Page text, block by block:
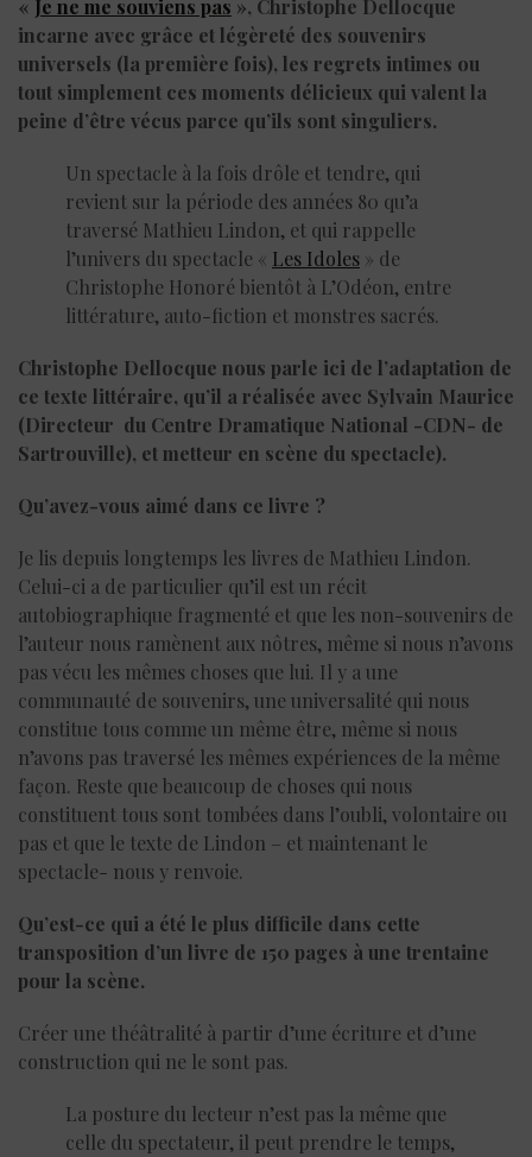
« Je ne me souviens pas », Christophe Dellocque
incarne avec grâce et légèreté des souvenirs
universels (la première fois), les regrets intimes ou
tout simplement ces moments délicieux qui valent la
peine d’être vécus parce qu’ils sont singuliers.
Un spectacle à la fois drôle et tendre, qui
revient sur la période des années 80 qu’a
traversé Mathieu Lindon, et qui rappelle
l’univers du spectacle « Les Idoles » de
Christophe Honoré bientôt à L’Odéon, entre
littérature, auto-fiction et monstres sacrés.
Christophe Dellocque nous parle ici de l’adaptation de
ce texte littéraire, qu’il a réalisée avec Sylvain Maurice
(Directeur du Centre Dramatique National -CDN- de
Sartrouville), et metteur en scène du spectacle).
Qu’avez-vous aimé dans ce livre ?
Je lis depuis longtemps les livres de Mathieu Lindon.
Celui-ci a de particulier qu’il est un récit
autobiographique fragmenté et que les non-souvenirs de
l’auteur nous ramènent aux nôtres, même si nous n’avons
pas vécu les mêmes choses que lui. Il y a une
communauté de souvenirs, une universalité qui nous
constitue tous comme un même être, même si nous
n’avons pas traversé les mêmes expériences de la même
façon. Reste que beaucoup de choses qui nous
constituent tous sont tombées dans l’oubli, volontaire ou
pas et que le texte de Lindon – et maintenant le
spectacle- nous y renvoie.
Qu’est-ce qui a été le plus difficile dans cette
transposition d’un livre de 150 pages à une trentaine
pour la scène.
Créer une théâtralité à partir d’une écriture et d’une
construction qui ne le sont pas.
La posture du lecteur n’est pas la même que
celle du spectateur, il peut prendre le temps,